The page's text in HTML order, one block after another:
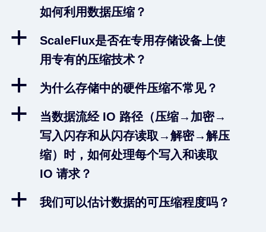
如何利用数据压缩？
a
ScaleFlux是否在专用存储设备上使
用专有的压缩技术？
a 为什么存储中的硬件压缩不常见？
a
当数据流经 IO 路径（压缩→加密→
写入闪存和从闪存读取→解密→解压
缩）时，如何处理每个写入和读取
IO 请求？
a 我们可以估计数据的可压缩程度吗？